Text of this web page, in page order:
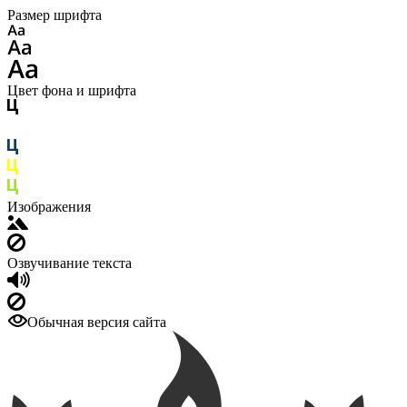
Размер шрифта
Цвет фона и шрифта
Изображения
Озвучивание текста
Обычная версия сайта